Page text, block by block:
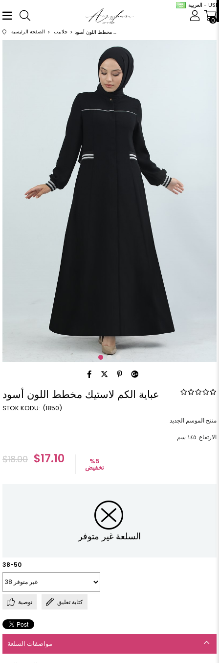
العربية - USD
0
الصفحة الرئيسية جلابيب عباية الكم لاستيك مخطط اللون أسود
عباية الكم لاستيك مخطط اللون أسود
(1850)
الارتفاع: ١٤٥ سم
$18.00 $17.10 %5
تخفيض
السلعة غير متوفر
38-50
توصية كتابة تعليق
مواصفات السلعة